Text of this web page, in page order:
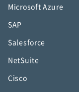
Microsoft Azure
SAP
Salesforce
NetSuite
Cisco